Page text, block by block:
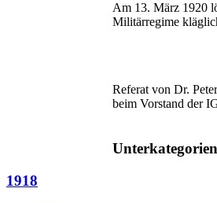
Am 13. März 1920
Militärregime
Referat von Dr.
beim Vorstand der
Unterkategorien
1918